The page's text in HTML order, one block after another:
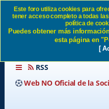
Goles
RSS
Web NO Oficial de la
Este foro utiliza cookies para
tener acceso completo a todas
política de
Puedes obtener más
esta página en
[